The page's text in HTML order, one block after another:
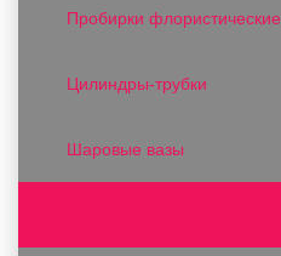
Пробирки флористические
Цилиндры-трубки
Шаровые вазы